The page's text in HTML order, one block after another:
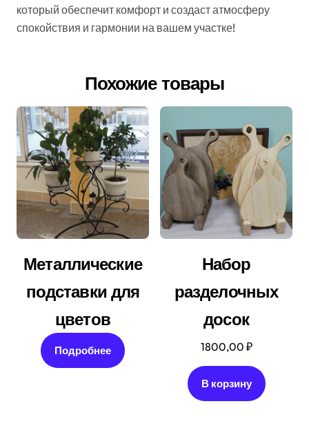
который обеспечит комфорт и создаст атмосферу
спокойствия и гармонии на вашем участке!
Похожие товары
Металлические
подставки для
цветов
Подробнее
Набор
разделочных
досок
1800,00 ₽
В корзину